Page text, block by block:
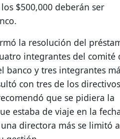
$500,000 deberán ser
la resolución del
integrantes del comité
banco y tres integrantes
con tres de los
que se pidiera la
estaba de viaje en la
directora más se limitó a